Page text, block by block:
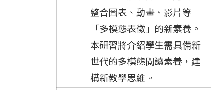
整合圖表、動畫、影片等
「多模態表徵」的新素養。
本研習將介紹學生需具備新
世代的多模態閱讀素養，建
構新教學思維。